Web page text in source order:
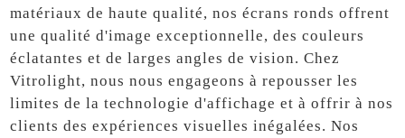
matériaux de haute qualité, nos écrans ronds offrent
une qualité d'image exceptionnelle, des couleurs
éclatantes et de larges angles de vision. Chez
Vitrolight, nous nous engageons à repousser les
limites de la technologie d'affichage et à offrir à nos
clients des expériences visuelles inégalées. Nos